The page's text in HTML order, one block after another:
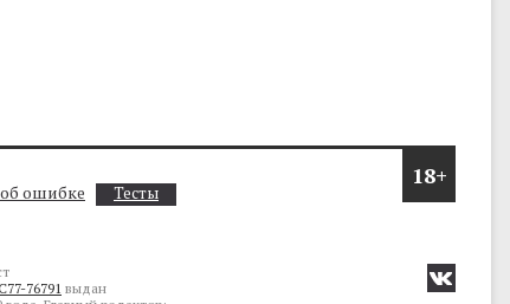
18+
ошибке Тесты
76791 выдан